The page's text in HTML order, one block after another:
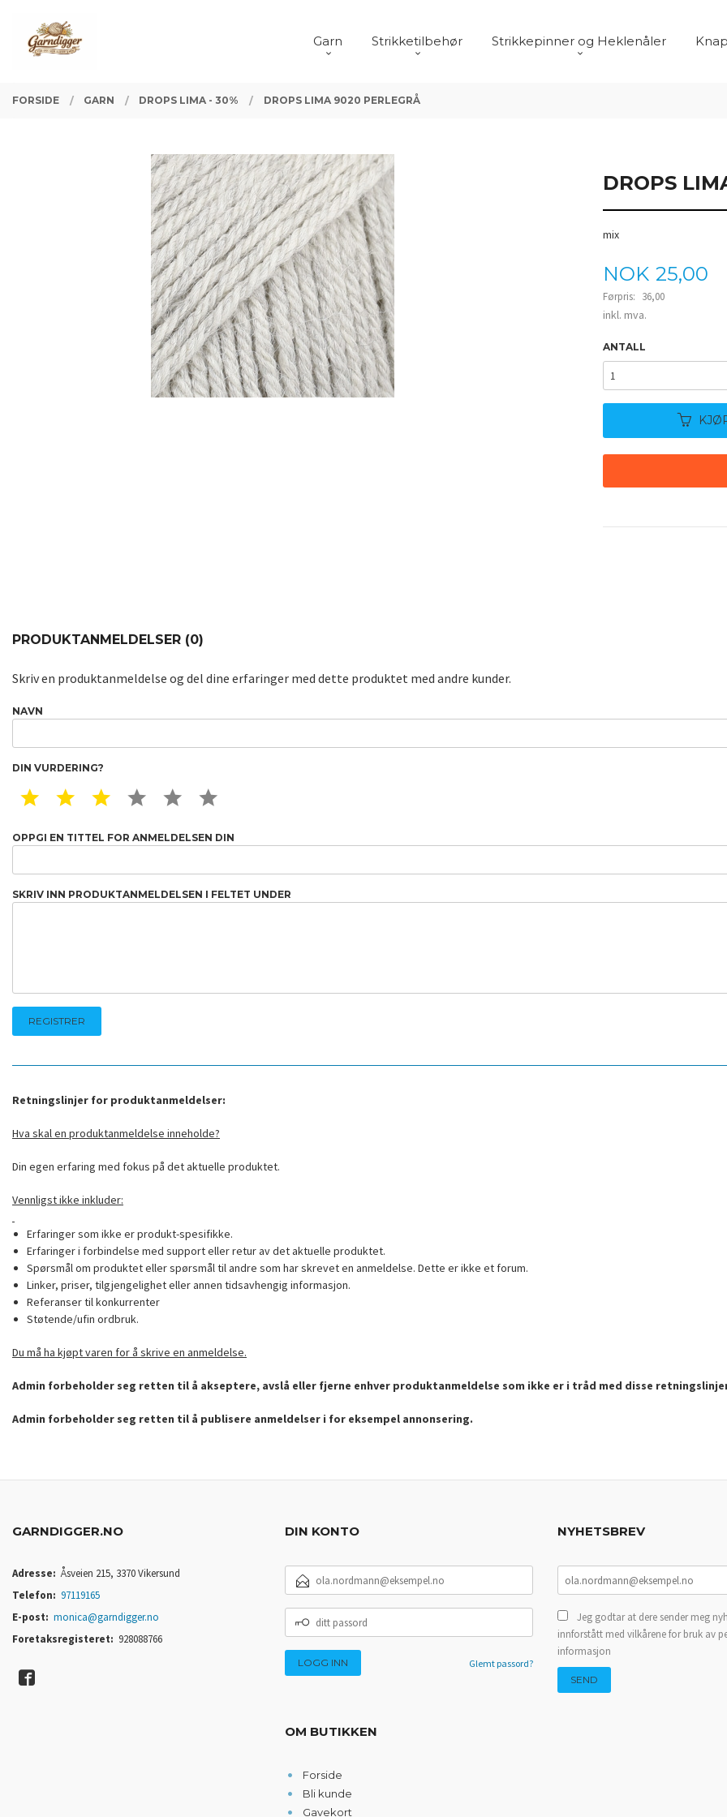
innholdet
PRODUKTER
Garn Strikketilbehør Strikkepinner og Heklenåler
FORSIDE GARN DROPS LIMA - 30% DROPS LIMA 9020 PERLEGRÅ
DROPS
mix
Tilbud
NOK 25,00
Førpris: 36,00
Rabatt
inkl. mva.
ANTALL
PRODUKTANMELDELSER (0)
Skriv en produktanmeldelse og del dine erfaringer med dette produktet med andre kunder.
NAVN
DIN VURDERING?
1 STAR2 STAR3 STAR4 STAR5 STAR
OPPGI EN TITTEL FOR ANMELDELSEN DIN
SKRIV INN PRODUKTANMELDELSEN I FELTET UNDER
Retningslinjer for produktanmeldelser:
Hva skal en produktanmeldelse inneholde?
Din egen erfaring med fokus på det aktuelle produktet.
Vennligst ikke inkluder:
Erfaringer som ikke er produkt-spesifikke.
Erfaringer i forbindelse med support eller retur av det aktuelle produktet.
Spørsmål om produktet eller spørsmål til andre som har skrevet en anmeldelse. Dette er ikke et forum.
Linker, priser, tilgjengelighet eller annen tidsavhengig informasjon.
Referanser til konkurrenter
Støtende/ufin ordbruk.
Du må ha kjøpt varen for å skrive en anmeldelse.
Admin forbeholder seg retten til å akseptere, avslå eller fjerne enhver produktanmeldelse som ikke er i tråd med disse
Admin forbeholder seg retten til å publisere anmeldelser i for eksempel annonsering.
GARNDIGGER.NO
Adresse: Åsveien 215, 3370 Vikersund
Telefon: 97119165
E-post: monica@garndigger.no
Foretaksregisteret: 928088766
DIN KONTO
POSTADRESSE
PASSORD
Glemt passord?
OM BUTIKKEN
Forside
Bli kunde
Gavekort
NYHETSBREV
Jeg godtar at dere sender meg
innforstått med vilkårene for bruk av
informasjon